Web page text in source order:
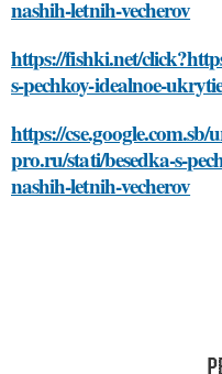
nashih-letnih-vecherov
https://fishki.net/
s-pechkoy-idealnoe-
https://
pro.ru/stati/besedka-s-
nashih-letnih-vecherov